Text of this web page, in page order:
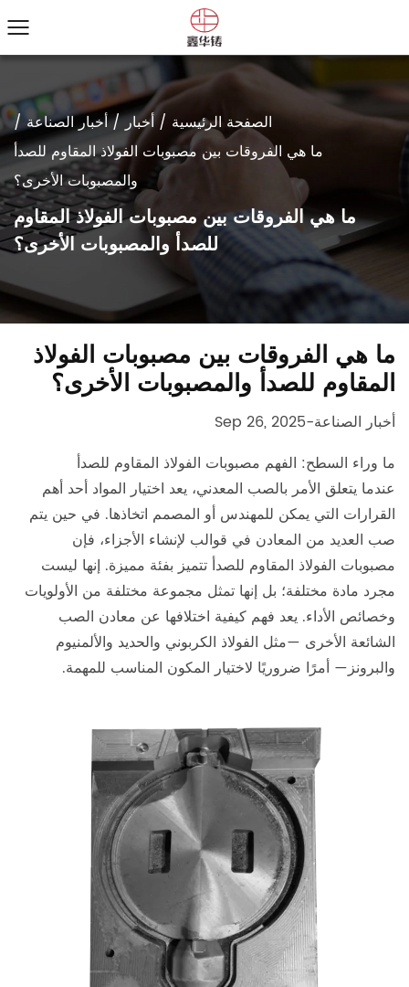
الصفحة الرئيسية /أخبار/أخبار الصناعة/
ما هي الفروقات بين مصبوبات الفولاذ المقاوم للصدأ
والمصبوبات الأخرى؟
ما هي الفروقات بين مصبوبات الفولاذ المقاوم
للصدأ والمصبوبات الأخرى؟
ما هي الفروقات بين مصبوبات الفولاذ
المقاوم للصدأ والمصبوبات الأخرى؟
أخبار الصناعة-
Sep 26, 2025
ما وراء السطح: الفهم مصبوبات الفولاذ المقاوم للصدأ
عندما يتعلق الأمر بالصب المعدني، يعد اختيار المواد أحد أهم
القرارات التي يمكن للمهندس أو المصمم اتخاذها. في حين يتم
صب العديد من المعادن في قوالب لإنشاء الأجزاء، فإن
مصبوبات الفولاذ المقاوم للصدأ تتميز بفئة مميزة. إنها ليست
مجرد مادة مختلفة؛ بل إنها تمثل مجموعة مختلفة من الأولويات
وخصائص الأداء. يعد فهم كيفية اختلافها عن معادن الصب
الشائعة الأخرى —مثل الفولاذ الكربوني والحديد والألمنيوم
والبرونز— أمرًا ضروريًا لاختيار المكون المناسب للمهمة.